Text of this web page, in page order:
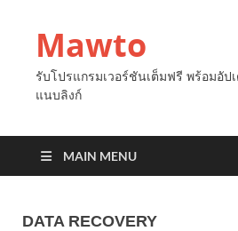
Mawto
รับโปรแกรมเวอร์ชันเต็มฟรี พร้อมอัป
แนบลิงก์
MAIN MENU
DATA RECOVERY